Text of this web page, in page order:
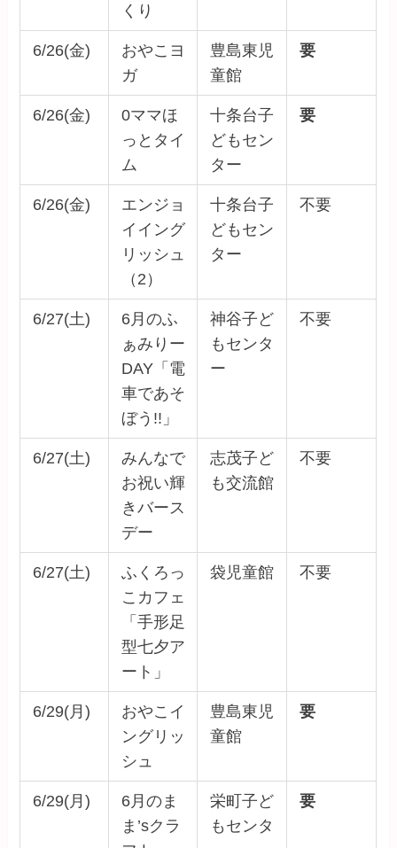
くり
6/26(金)
おやこヨ
ガ
豊島東児
童館
要
6/26(金)
0ママほ
っとタイ
ム
十条台子
どもセン
ター
要
6/26(金)
エンジョ
イイング
リッシュ
（2）
十条台子
どもセン
ター
不要
6/27(土)
6月のふ
ぁみりー
DAY「電
車であそ
ぼう!!」
神谷子ど
もセンタ
ー
不要
6/27(土)
みんなで
お祝い輝
きバース
デー
志茂子ど
も交流館
不要
6/27(土)
ふくろっ
こカフェ
「手形足
型七夕ア
ート」
袋児童館 不要
6/29(月)
おやこイ
ングリッ
シュ
豊島東児
童館
要
6/29(月)
6月のま
ま’sクラ
栄町子ど
もセンタ
要